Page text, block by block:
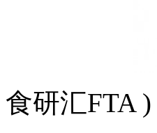
食研汇FTA )